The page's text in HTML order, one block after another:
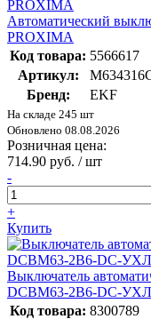
Автоматический
PROXIMA
Код товара: 5566617
Артикул:
Бренд:
EKF
На складе 245 шт
Обновлено 08.08.2026
Розничная цена:
714.90 руб. / шт
-
+
Купить
Выключатель
DCBM63-2B6-DC-
Код товара: 8300789